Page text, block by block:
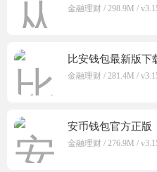
金融理财 / 298.9M /
比安钱包最新版下
金融理财 / 281.4M /
安币钱包官方正版
金融理财 / 276.9M /